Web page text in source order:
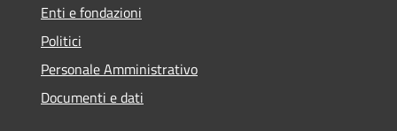
Enti e fondazioni
Politici
Personale Amministrativo
Documenti e dati